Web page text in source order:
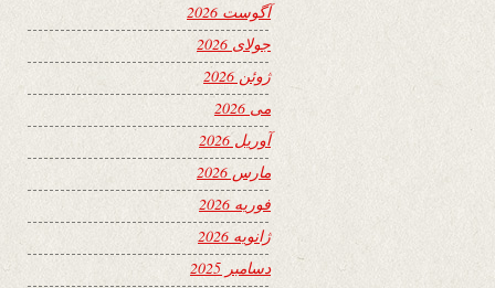
آگوست 2026
جولای 2026
ژوئن 2026
می 2026
آوریل 2026
مارس 2026
فوریه 2026
ژانویه 2026
دسامبر 2025